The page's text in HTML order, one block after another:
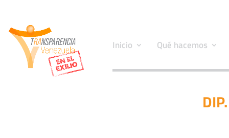
Inicio Qué hacemos